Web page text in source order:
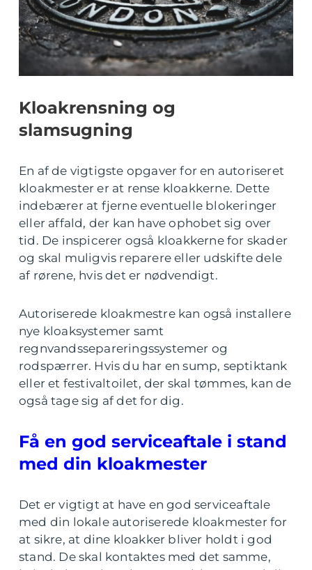
Kloakrensning og
slamsugning
En af de vigtigste opgaver for en autoriseret
kloakmester er at rense kloakkerne. Dette
indebærer at fjerne eventuelle blokeringer
eller affald, der kan have ophobet sig over
tid. De inspicerer også kloakkerne for skader
og skal muligvis reparere eller udskifte dele
af rørene, hvis det er nødvendigt.
Autoriserede kloakmestre kan også installere
nye kloaksystemer samt
regnvandssepareringssystemer og
rodspærrer. Hvis du har en sump, septiktank
eller et festivaltoilet, der skal tømmes, kan de
også tage sig af det for dig.
Få en god serviceaftale i stand
med din kloakmester
Det er vigtigt at have en god serviceaftale
med din lokale autoriserede kloakmester for
at sikre, at dine kloakker bliver holdt i god
stand. De skal kontaktes med det samme,